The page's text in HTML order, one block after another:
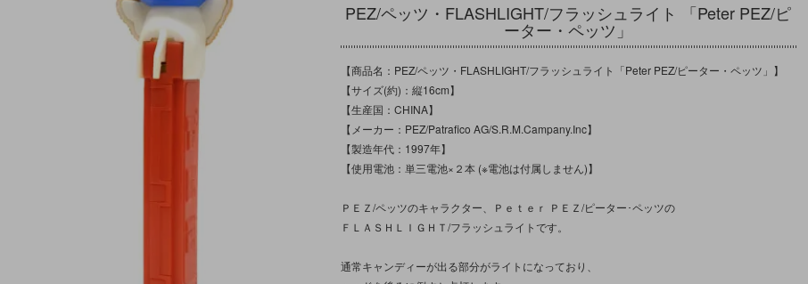
PEZ/ペッツ・FLASHLIGHT/フラッシュライト 「Peter PEZ/ピ
ーター・ペッツ」
【商品名：PEZ/ペッツ・FLASHLIGHT/フラッシュライト「Peter PEZ/ピーター・ペッツ」】
【サイズ(約)：縦16cm】
【生産国：CHINA】
【メーカー：PEZ/Patrafico AG/S.R.M.Campany.Inc】
【製造年代：1997年】
【使用電池：単三電池×２本 (※電池は付属しません)】
ＰＥＺ/ペッツのキャラクター、Ｐｅｔｅｒ ＰＥＺ/ピーター･ペッツの
ＦＬＡＳＨＬＩＧＨＴ/フラッシュライトです。
通常キャンディーが出る部分がライトになっており、